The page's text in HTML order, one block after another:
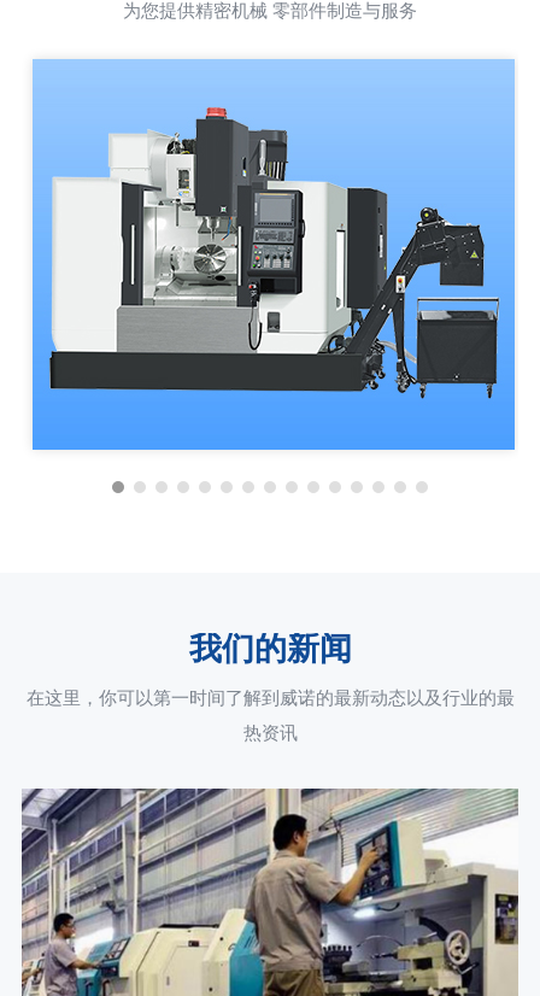
为您提供精密机械 零部件制造与服务
我们的新闻
在这里，你可以第一时间了解到威诺的最新动态以及行业的最
热资讯